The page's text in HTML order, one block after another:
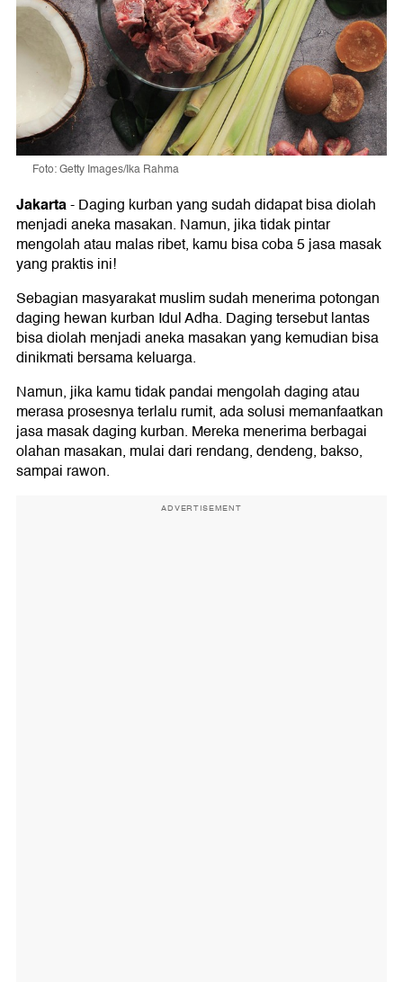
Foto: Getty Images/Ika Rahma
Jakarta-Daging kurban yang sudah didapat bisa diolah
menjadi aneka masakan. Namun, jika tidak pintar
mengolah atau malas ribet, kamu bisa coba 5 jasa masak
yang praktis ini!
Sebagian masyarakat muslim sudah menerima potongan
daging hewan kurban Idul Adha. Daging tersebut lantas
bisa diolah menjadi aneka masakan yang kemudian bisa
dinikmati bersama keluarga.
Namun, jika kamu tidak pandai mengolah daging atau
merasa prosesnya terlalu rumit, ada solusi memanfaatkan
jasa masak daging kurban. Mereka menerima berbagai
olahan masakan, mulai dari rendang, dendeng, bakso,
sampai rawon.
ADVERTISEMENT